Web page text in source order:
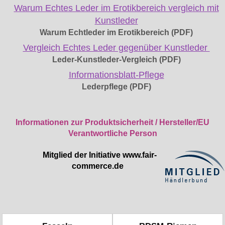
Warum Echtes Leder im Erotikbereich vergleich mit
Kunstleder
Warum Echtleder im Erotikbereich (PDF)
Vergleich Echtes Leder gegenüber Kunstleder
Leder-Kunstleder-Vergleich (PDF)
Informationsblatt-Pflege
Lederpflege (PDF)
Informationen zur Produktsicherheit / Hersteller/EU
Verantwortliche Person
Mitglied der Initiative www.fair-
commerce.de